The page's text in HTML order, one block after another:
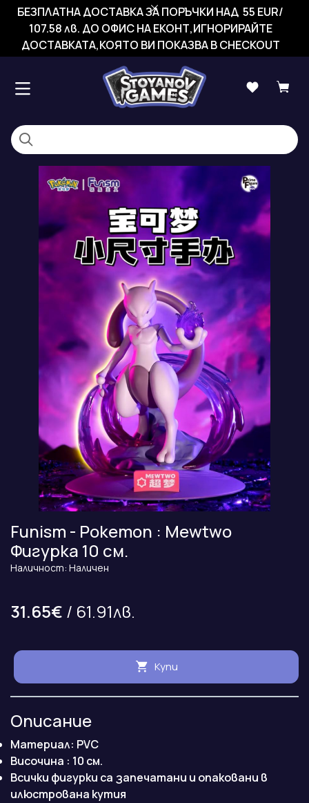
БЕЗПЛАТНА ДОСТАВКА ЗА ПОРЪЧКИ НАД 55 EUR/
107.58 лв. ДО ОФИС НА ЕКОНТ,ИГНОРИРАЙТЕ
ДОСТАВКАТА,КОЯТО ВИ ПОКАЗВА В CHECKOUT
Funism - Pokemon : Mewtwo
Фигурка 10 см.
Наличност: Наличен
31.65€ / 61.91лв.
Купи
Описание
Материал: PVC
Височина : 10 см.
Всички фигурки са запечатани и опаковани в
илюстрована кутия